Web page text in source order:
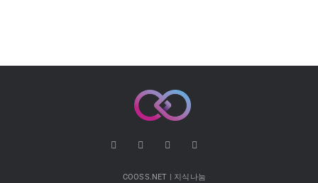
COOSS.NET | 지식나눔